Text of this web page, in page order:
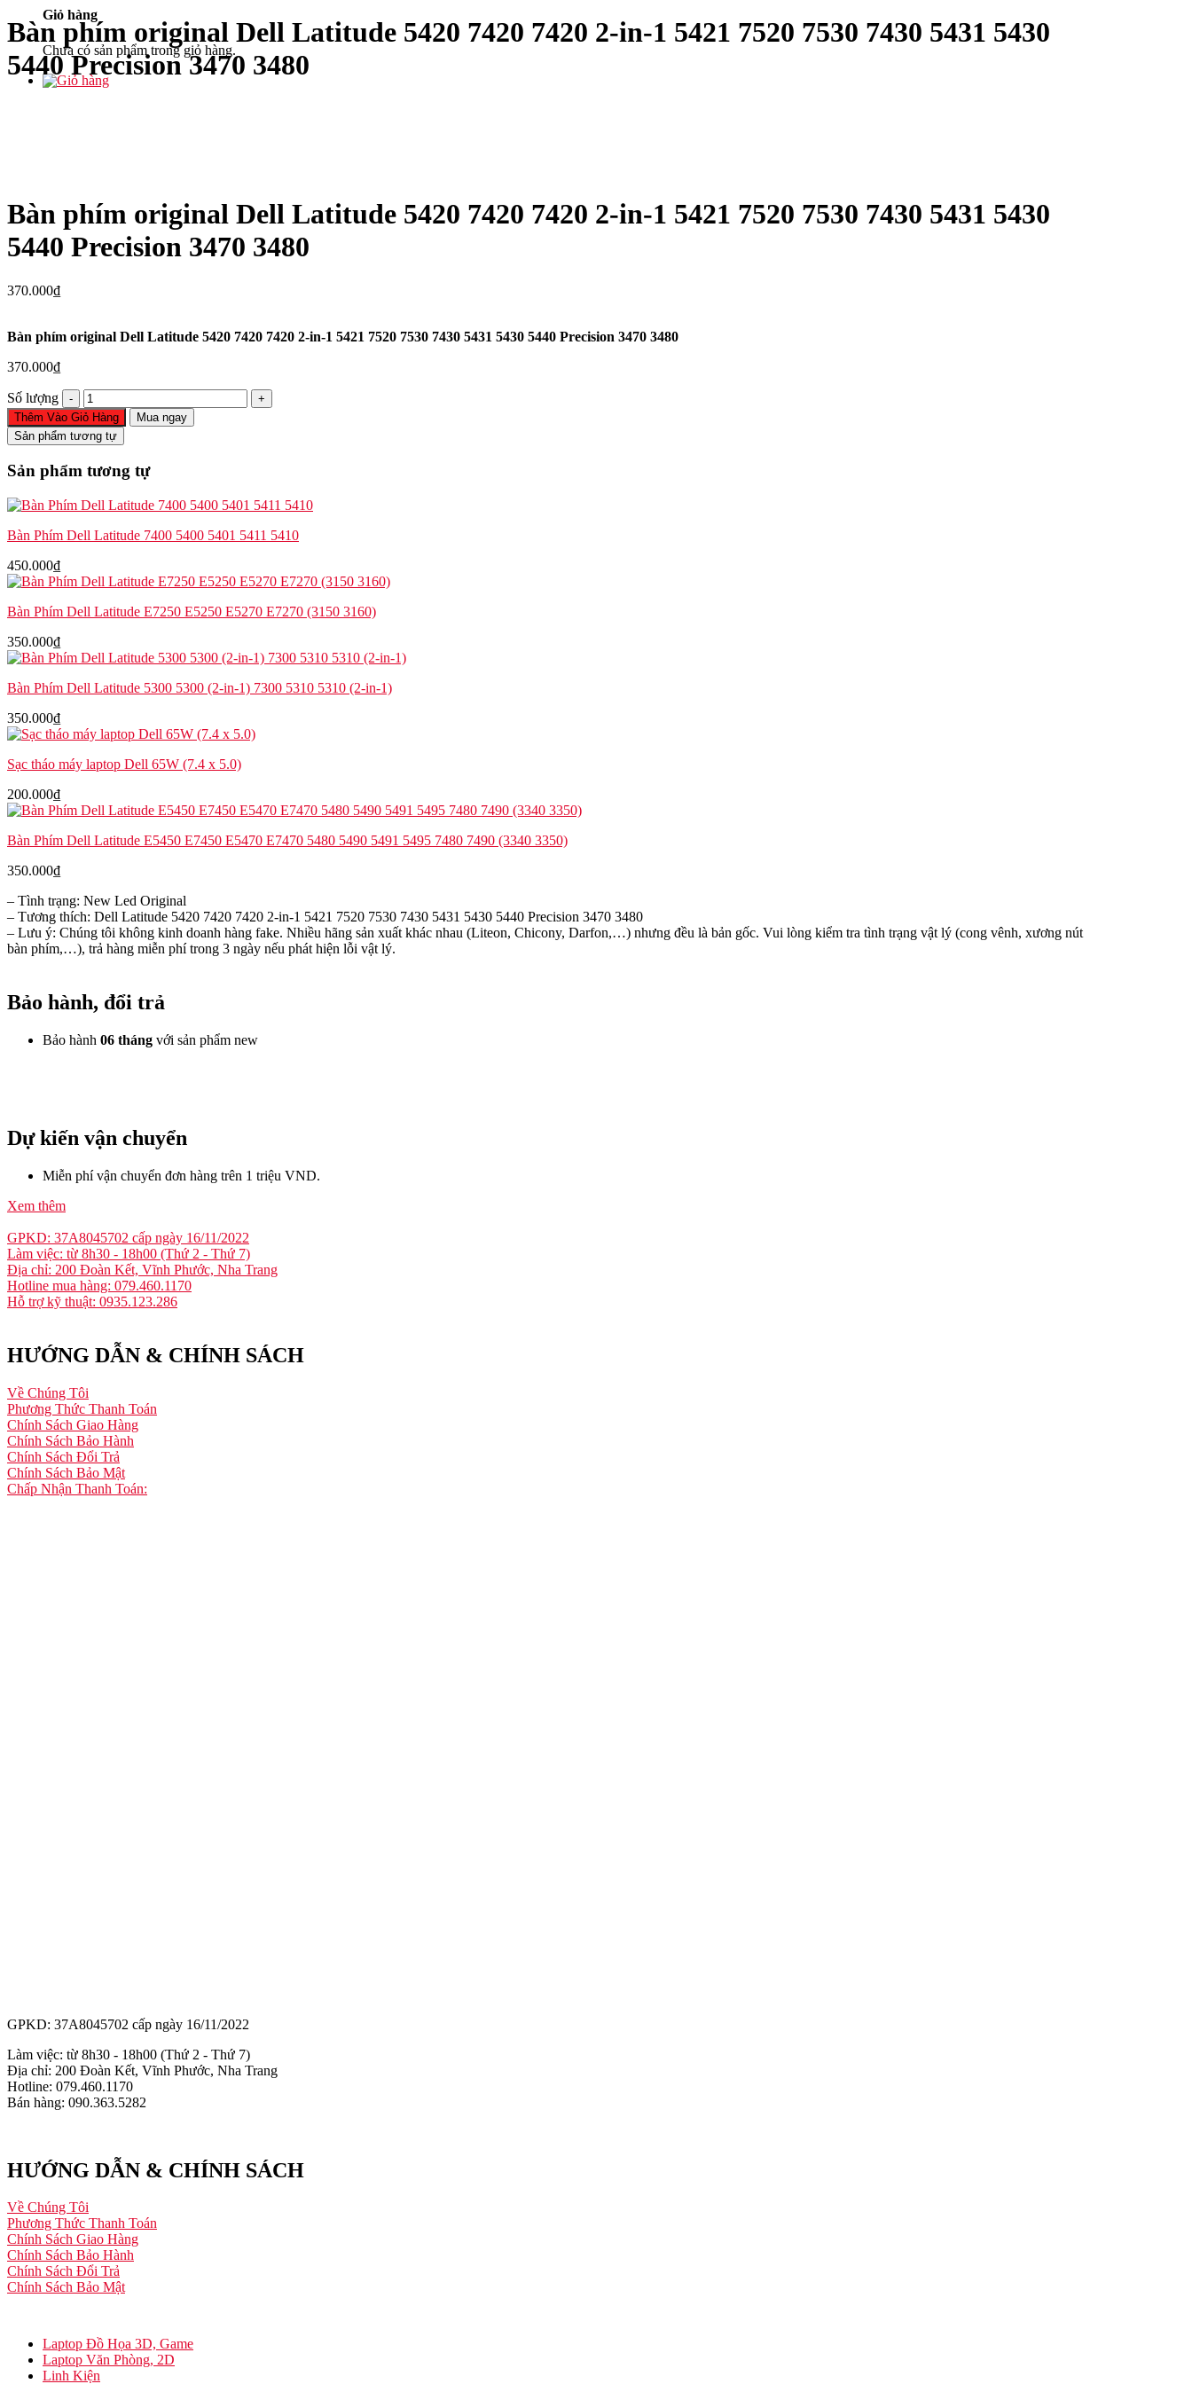
Giỏ hàng
Chưa có sản phẩm trong giỏ hàng.
Bàn phím original Dell Latitude 5420 7420 7420 2-in-1 5421 7520 7530 7430 5431 5430
5440 Precision 3470 3480
Bàn phím original Dell Latitude 5420 7420 7420 2-in-1 5421 7520 7530 7430 5431 5430
5440 Precision 3470 3480
370.000₫
Bàn phím original Dell Latitude 5420 7420 7420 2-in-1 5421 7520 7530 7430 5431 5430 5440 Precision 3470 3480
370.000₫
Số lượng
Bàn
phím
original
Dell
5420
7420
in-
7520
7530
7430
5430
5440
Precision
3470
số
Thêm Vào Giỏ Hàng
Mua ngay
Sản phẩm tương tự
Sản phẩm tương tự
Bàn Phím Dell Latitude 7400 5400 5401 5411 5410
450.000₫
Bàn Phím Dell Latitude E7250 E5250 E5270 E7270 (3150 3160)
350.000₫
Bàn Phím Dell Latitude 5300 5300 (2-in-1) 7300 5310 5310 (2-in-1)
350.000₫
Sạc tháo máy laptop Dell 65W (7.4 x 5.0)
200.000₫
Bàn Phím Dell Latitude E5450 E7450 E5470 E7470 5480 5490 5491 5495 7480 7490 (3340 3350)
350.000₫
– Tình trạng: New Led Original
– Tương thích: Dell Latitude 5420 7420 7420 2-in-1 5421 7520 7530 7430 5431 5430 5440 Precision 3470 3480
– Lưu ý: Chúng tôi không kinh doanh hàng fake. Nhiều hãng sản xuất khác nhau (Liteon, Chicony, Darfon,…) nhưng đều là bản gốc. Vui lòng kiểm tra tình trạng vật lý (cong vênh, xương nút
bàn phím,…), trả hàng miễn phí trong 3 ngày nếu phát hiện lỗi vật lý.
Bảo hành, đổi trả
Bảo hành 06 tháng với sản phẩm new
Dự kiến vận chuyển
Miễn phí vận chuyển đơn hàng trên 1 triệu VND.
Xem thêm
GPKD: 37A8045702 cấp ngày 16/11/2022
Làm việc: từ 8h30 - 18h00 (Thứ 2 - Thứ 7)
Địa chỉ: 200 Đoàn Kết, Vĩnh Phước, Nha Trang
Hotline mua hàng: 079.460.1170
Hỗ trợ kỹ thuật: 0935.123.286
HƯỚNG DẪN & CHÍNH SÁCH
Về Chúng Tôi
Phương Thức Thanh Toán
Chính Sách Giao Hàng
Chính Sách Bảo Hành
Chính Sách Đổi Trả
Chính Sách Bảo Mật
Chấp Nhận Thanh Toán:
GPKD: 37A8045702 cấp ngày 16/11/2022
Làm việc: từ 8h30 - 18h00 (Thứ 2 - Thứ 7)
Địa chỉ: 200 Đoàn Kết, Vĩnh Phước, Nha Trang
Hotline: 079.460.1170
Bán hàng: 090.363.5282
HƯỚNG DẪN & CHÍNH SÁCH
Về Chúng Tôi
Phương Thức Thanh Toán
Chính Sách Giao Hàng
Chính Sách Bảo Hành
Chính Sách Đổi Trả
Chính Sách Bảo Mật
Laptop Đồ Họa 3D, Game
Laptop Văn Phòng, 2D
Linh Kiện